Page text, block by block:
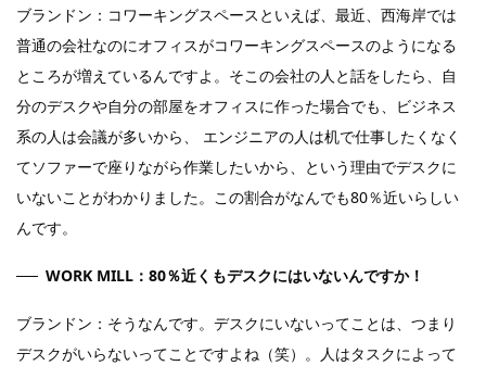
ブランドン：コワーキングスペースといえば、最近、西海岸では
普通の会社なのにオフィスがコワーキングスペースのようになる
ところが増えているんですよ。そこの会社の人と話をしたら、自
分のデスクや自分の部屋をオフィスに作った場合でも、ビジネス
系の人は会議が多いから、 エンジニアの人は机で仕事したくなく
てソファーで座りながら作業したいから、という理由でデスクに
いないことがわかりました。この割合がなんでも80％近いらしい
んです。
WORK MILL：80％近くもデスクにはいないんですか！
ブランドン：そうなんです。デスクにいないってことは、つまり
デスクがいらないってことですよね（笑）。人はタスクによって